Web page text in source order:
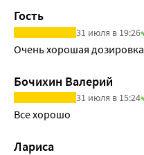
Гость
31 июля в 19:26
Очень хорошая дозировка
Бочихин Валерий
31 июля в 15:24
Все хорошо
Лариса